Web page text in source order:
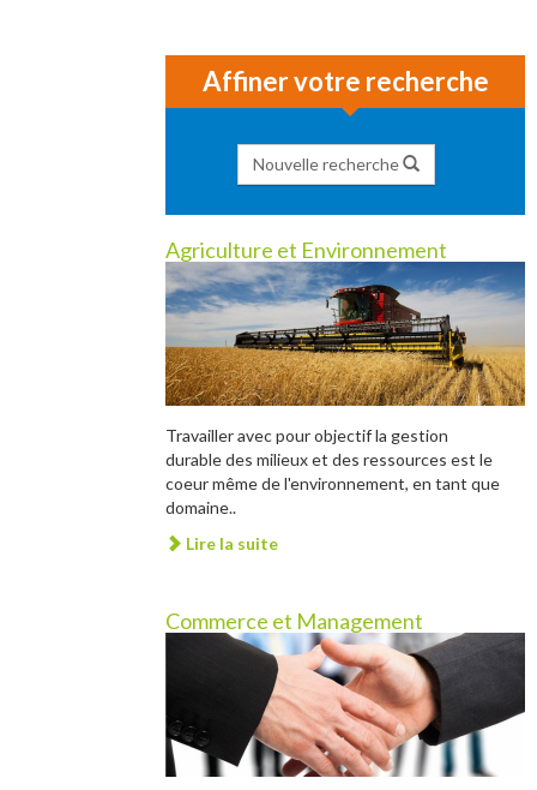
Affiner votre recherche
Nouvelle recherche
Agriculture et Environnement
Travailler avec pour objectif la gestion
durable des milieux et des ressources est le
coeur même de l'environnement, en tant que
domaine..
Lire la suite
Commerce et Management